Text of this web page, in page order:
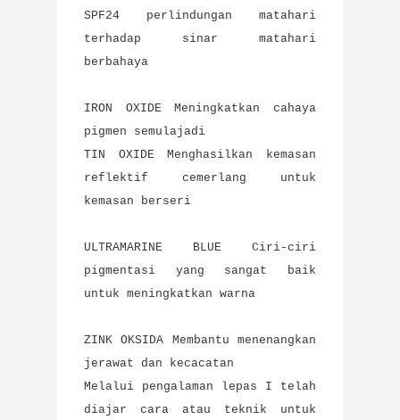
SPF24 perlindungan matahari
terhadap sinar matahari
berbahaya
IRON OXIDE Meningkatkan cahaya
pigmen semulajadi
TIN OXIDE Menghasilkan kemasan
reflektif cemerlang untuk
kemasan berseri
ULTRAMARINE BLUE Ciri-ciri
pigmentasi yang sangat baik
untuk meningkatkan warna
ZINK OKSIDA Membantu menenangkan
jerawat dan kecacatan
Melalui pengalaman lepas I telah
diajar cara atau teknik untuk